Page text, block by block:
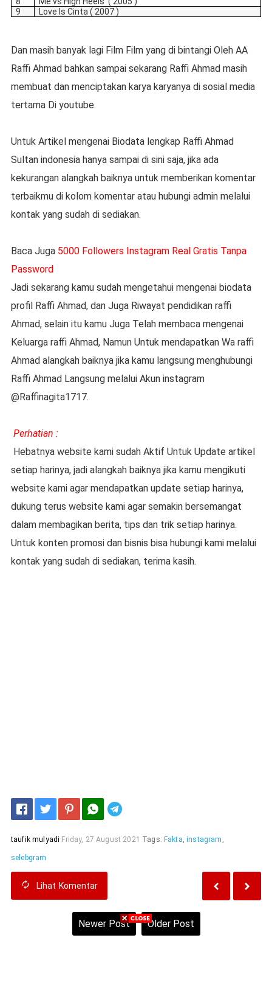
9
Love Is Cinta ( 2007 )
Dan masih banyak lagi Film Film yang di bintangi Oleh AA
Raffi Ahmad bahkan sampai sekarang Raffi Ahmad masih
membuat dan menciptakan karya karyanya di sosial media
tertama Di youtube.
Untuk Artikel mengenai Biodata lengkap Raffi Ahmad
Sultan indonesia hanya sampai di sini saja, jika ada
kekurangan alangkah baiknya untuk memberikan komentar
terbaikmu di kolom komentar atau hubungi admin melalui
kontak yang sudah di sediakan.
Baca Juga 5000 Followers Instagram Real Gratis Tanpa
Password
Jadi sekarang kamu sudah mengetahui mengenai biodata
profil Raffi Ahmad, dan Juga Riwayat pendidikan raffi
Ahmad, selain itu kamu Juga Telah membaca mengenai
Keluarga raffi Ahmad, Namun Untuk mendapatkan Wa raffi
Ahmad alangkah baiknya jika kamu langsung menghubungi
Raffi Ahmad Langsung melalui Akun instagram
@Raffinagita1717.
Perhatian :
Hebatnya website kami sudah Aktif Untuk Update artikel
setiap harinya, jadi alangkah baiknya jika kamu mengikuti
website kami agar mendapatkan update setiap harinya,
dukung terus website kami agar semakin bersemangat
dalam membagikan berita, tips dan trik setiap harinya.
Untuk konten promosi dan bisnis bisa hubungi kami melalui
kontak yang sudah di sediakan, terima kasih.
taufik mulyadi Friday, 27 August 2021 Tags: Fakta,instagram ,
selebgram
Lihat Komentar
Newer Post Older Post